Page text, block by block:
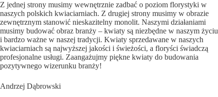
Z jednej strony musimy wewnętrznie zadbać o poziom florystyki w
naszych polskich kwiaciarniach. Z drugiej strony musimy w obrazie
zewnętrznym stanowić nieskazitelny monolit. Naszymi działaniami
musimy budować obraz branży – kwiaty są niezbędne w naszym życiu
i bardzo ważne w naszej tradycji. Kwiaty sprzedawane w naszych
kwiaciarniach są najwyższej jakości i świeżości, a floryści świadczą
profesjonalne usługi. Zaangażujmy piękne kwiaty do budowania
pozytywnego wizerunku branży!
Andrzej Dąbrowski